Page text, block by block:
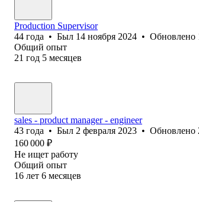
Production Supervisor
44 года • Был 14 ноября 2024 • Обновлено
Общий опыт
21 год 5 месяцев
sales - product manager - engineer
43 года • Был 2 февраля 2023 • Обновлено
160 000 ₽
Не ищет работу
Общий опыт
16 лет 6 месяцев